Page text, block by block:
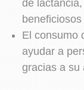
de
El consumo
ayudar a
gracias a su